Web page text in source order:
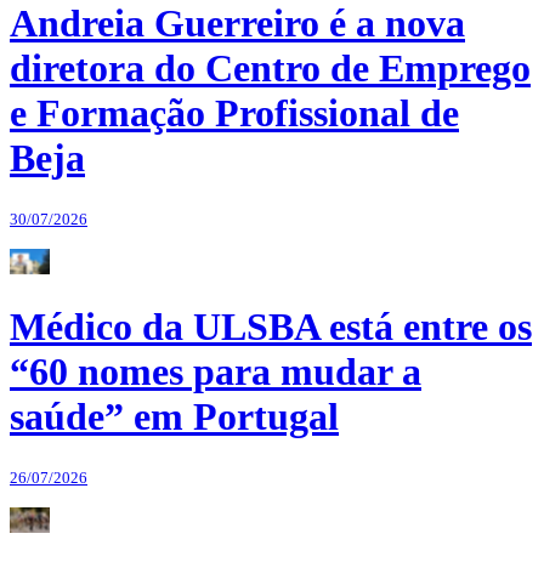
Andreia Guerreiro é a nova
diretora do Centro de Emprego
e Formação Profissional de
Beja
30/07/2026
Médico da ULSBA está entre os
“60 nomes para mudar a
saúde” em Portugal
26/07/2026